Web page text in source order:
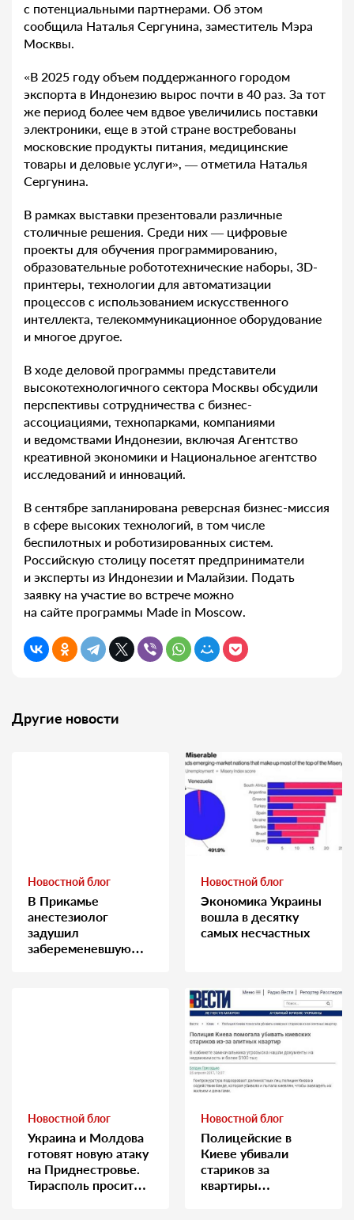
с потенциальными партнерами. Об этом
сообщила Наталья Сергунина, заместитель Мэра
Москвы.
«В 2025 году объем поддержанного городом
экспорта в Индонезию вырос почти в 40 раз. За тот
же период более чем вдвое увеличились поставки
электроники, еще в этой стране востребованы
московские продукты питания, медицинские
товары и деловые услуги», — отметила Наталья
Сергунина.
В рамках выставки презентовали различные
столичные решения. Среди них — цифровые
проекты для обучения программированию,
образовательные робототехнические наборы, 3D-
принтеры, технологии для автоматизации
процессов с использованием искусственного
интеллекта, телекоммуникационное оборудование
и многое другое.
В ходе деловой программы представители
высокотехнологичного сектора Москвы обсудили
перспективы сотрудничества с бизнес-
ассоциациями, технопарками, компаниями
и ведомствами Индонезии, включая Агентство
креативной экономики и Национальное агентство
исследований и инноваций.
В сентябре запланирована реверсная бизнес-миссия
в сфере высоких технологий, в том числе
беспилотных и роботизированных систем.
Российскую столицу посетят предприниматели
и эксперты из Индонезии и Малайзии. Подать
заявку на участие во встрече можно
на сайте программы Made in Moscow.
Другие новости
Новостной блог
В Прикамье
анестезиолог
задушил
забеременевшую
Новостной блог
Экономика Украины
вошла в десятку
самых несчастных
Новостной блог
Украина и Молдова
готовят новую атаку
на Приднестровье.
Тирасполь просит
Новостной блог
Полицейские в
Киеве убивали
стариков за
квартиры…